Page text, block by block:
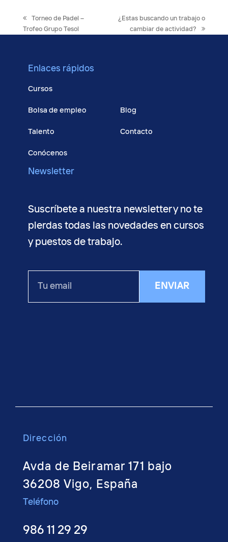
previous
post:
Torneo de Padel –
Trofeo Grupo Tesol
next
post:
¿Estas buscando un trabajo o
cambiar de actividad?
Enlaces rápidos
Cursos
Bolsa de empleo
Talento
Conócenos
Blog
Contacto
Newsletter
Suscríbete a nuestra newsletter y no te
pierdas todas las novedades en cursos
y puestos de trabajo.
ENVIAR
Dirección
Avda de Beiramar 171 bajo
36208 Vigo, España
Teléfono
986 11 29 29